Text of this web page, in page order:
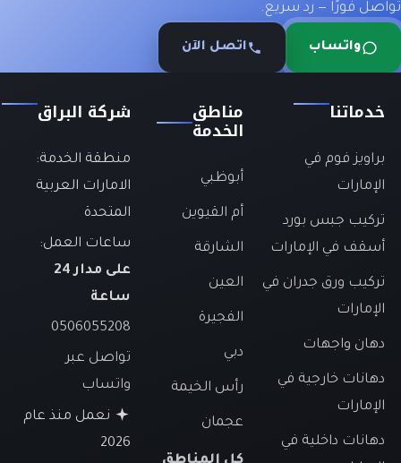
تواصل فورًا — رد سريع.
واتساب اتصل الآن
خدماتنا
براويز فوم في
الإمارات
تركيب جبس بورد
أسقف في الإمارات
تركيب ورق جدران في
الإمارات
دهان واجهات
دهانات خارجية في
الإمارات
دهانات داخلية في
مناطق
الخدمة
أبوظبي
أم القيوين
الشارقة
العين
الفجيرة
دبي
رأس الخيمة
عجمان
شركة البراق
منطقة الخدمة:
الامارات العربية
المتحدة
ساعات العمل:
على مدار 24
ساعة
0506055208
تواصل عبر
واتساب
نعمل منذ عام
2026